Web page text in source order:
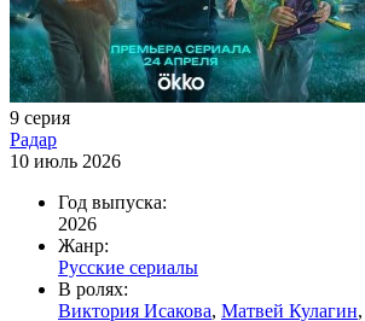
9 серия
Радар
10 июль 2026
Год выпуска:
2026
Жанр:
Русские сериалы
В ролях:
Виктория Исакова, Матвей Кулагин,